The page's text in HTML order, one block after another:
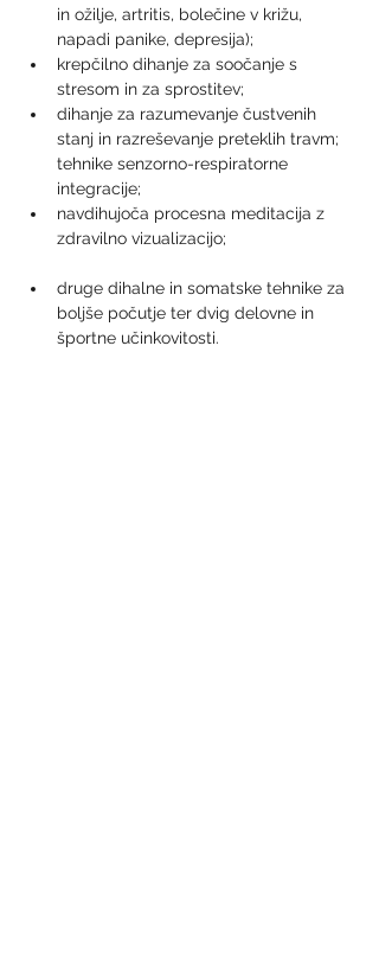
in ožilje, artritis, bolečine v križu,
krepčilno dihanje za soočanje s
dihanje za razumevanje čustvenih
stanj in razreševanje preteklih travm;
tehnike senzorno-respiratorne
navdihujoča procesna meditacija z
zdravilno vizualizacijo;
druge dihalne in somatske tehnike za
boljše počutje ter dvig delovne in
športne učinkovitosti.